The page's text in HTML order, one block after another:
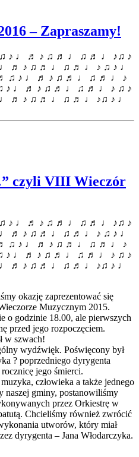
– Zapraszamy!
♪ ♩ ♬ ♪ ♫ ♬ ♩ ♫ ♬ ♩ ♪♫ ♪
♬ ♪ ♫ ♬ ♩ ♫ ♬ ♩ ♪ ♫ ♪ ♩
♫ ♪ ♩ ♬ ♪ ♫ ♬ ♩ ♫ ♬ ♩ ♪
♪ ♩ ♬ ♪ ♫ ♬ ♩ ♫ ♬ ♩ ♪ ♫ ♪
♬ ♪ ♫ ♬ ♩ ♫ ♬ ♩ ♪♫ ♪ ♩
czyli VIII Wieczór
♪ ♩ ♬ ♪ ♫ ♬ ♩ ♫ ♬ ♩ ♪♫ ♪
♬ ♪ ♫ ♬ ♩ ♫ ♬ ♩ ♪ ♫ ♪ ♩
♫ ♪ ♩ ♬ ♪ ♫ ♬ ♩ ♫ ♬ ♩ ♪
♪ ♩ ♬ ♪ ♫ ♬ ♩ ♫ ♬ ♩ ♪ ♫ ♪
♬ ♪ ♫ ♬ ♩ ♫ ♬ ♩ ♪♫ ♪ ♩
okazję zaprezentować się
Muzycznym 2015.
o godzinie 18.00, ale pierwszych
przed jego rozpoczęciem.
w szwach!
wydźwięk. Poświęcony był
? poprzedniego dyrygenta
jego śmierci.
człowieka a także jednego
naszej gminy, postanowiliśmy
przez Orkiestrę w
Chcieliśmy również zwrócić
utworów, który miał
dyrygenta – Jana Włodarczyka.